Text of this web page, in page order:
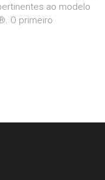
ao modelo
O primeiro